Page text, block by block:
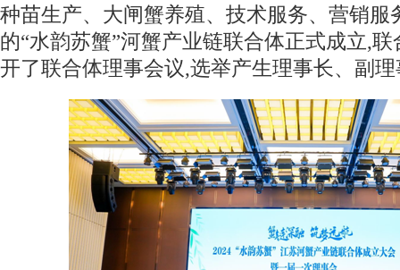
种苗生产、大闸蟹养殖、技术服务、营销服
的“水韵苏蟹”河蟹产业链联合体正式成立,
开了联合体理事会议,选举产生理事长、副